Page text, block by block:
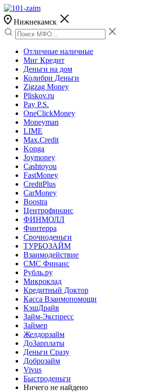
Нижнекамск
Отличные наличные
Миг Кредит
Деньги на дом
Колибри Деньги
Zigzag Money
Pliskov.ru
Pay P.S.
OneClickMoney
Moneyman
LIME
Max.Credit
Konga
Joymoney
Cashtoyou
FastMoney
CreditPlus
CarMoney
Boostra
Центрофинанс
ФИНМОЛЛ
Финтерра
Срочноденьги
ТУРБОЗАЙМ
Взаимодействие
СМС Финанс
Рубль.ру
Микроклад
Кредитный Доктор
Касса Взаимопомощи
КэшДрайв
Займ-Экспресс
Займер
Желдорзайм
ДоЗарплаты
Деньги Сразу
Доброзайм
Vivus
Быстроденьги
Ничего не найдено